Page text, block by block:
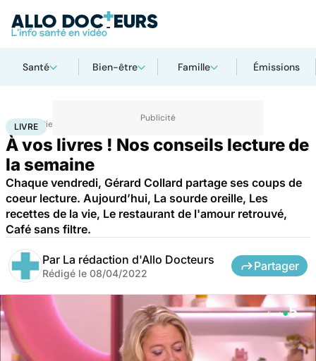
Santé Bien-être Famille Émissions
Accueil Bien-être
LIVRE
À vos livres ! Nos conseils lecture de
la semaine
Chaque vendredi, Gérard Collard partage ses coups de
coeur lecture. Aujourd’hui, La sourde oreille, Les
recettes de la vie, Le restaurant de l'amour retrouvé,
Café sans filtre.
Par La rédaction d'Allo Docteurs
Rédigé le 08/04/2022
Partager